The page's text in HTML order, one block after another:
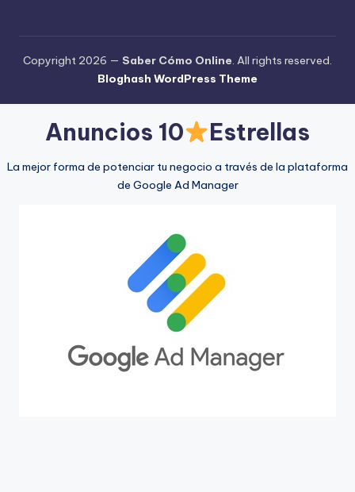
Copyright 2026 — Saber Cómo Online. All rights reserved.
Bloghash WordPress Theme
Anuncios 10 Estrellas
La mejor forma de potenciar tu negocio a través de la plataforma
de Google Ad Manager